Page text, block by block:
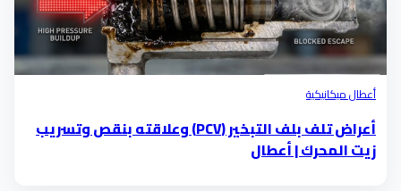
أعطال ميكانيكية
أعراض تلف بلف التبخير (PCV) وعلاقته بنقص وتسريب
زيت المحرك | أعطال